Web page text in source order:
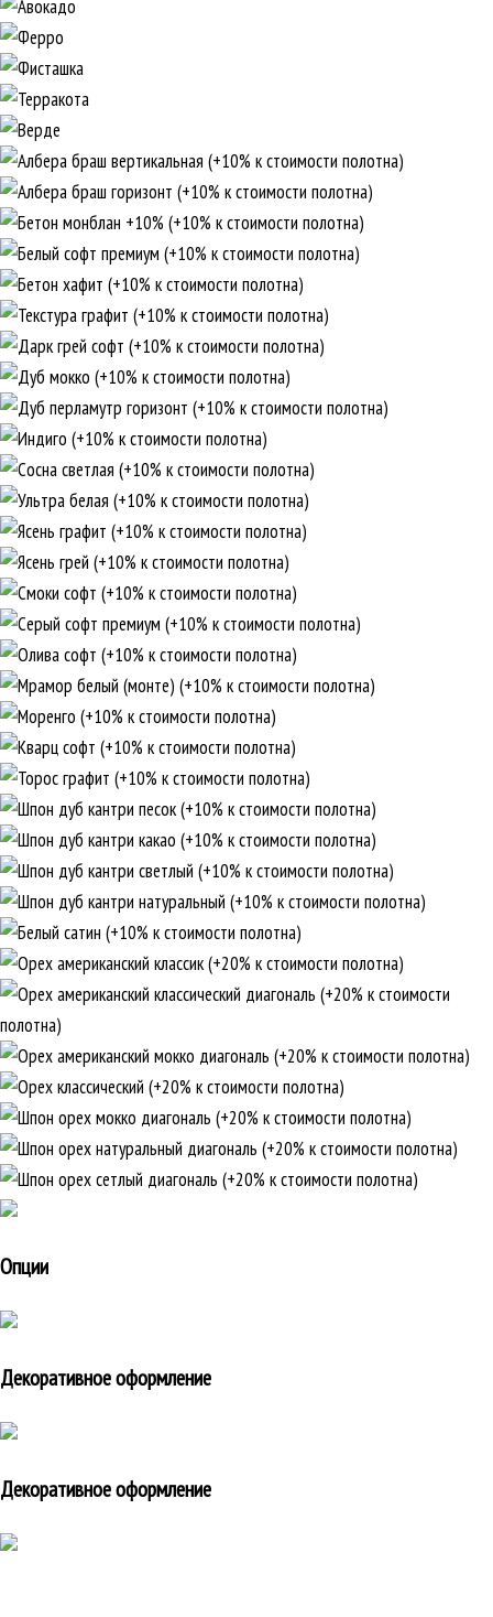
Опции
Декоративное оформление
Декоративное оформление